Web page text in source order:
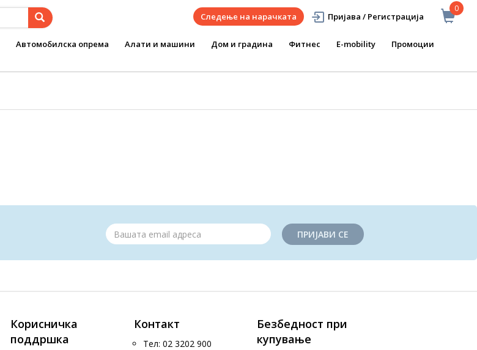
0
Следење на нарачката Пријава / Регистрација
Автомобилска опрема Алати и машини Дом и градина Фитнес E-mobility
Промоции
ПРИЈАВИ СЕ
Корисничка
поддршка
Контакт
Тел: 02 3202 900
Безбедност при
купување